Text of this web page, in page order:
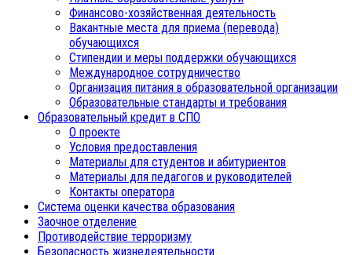
Финансово-хозяйственная деятельность
Вакантные места для приема (перевода)
обучающихся
Стипендии и меры поддержки обучающихся
Международное сотрудничество
Организация питания в образовательной организации
Образовательные стандарты и требования
Образовательный кредит в СПО
О проекте
Условия предоставления
Материалы для студентов и абитуриентов
Материалы для педагогов и руководителей
Контакты оператора
Система оценки качества образования
Заочное отделение
Противодействие терроризму
Безопасность жизнедеятельности